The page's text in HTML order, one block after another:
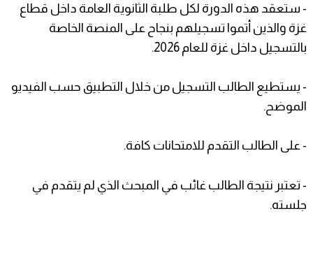
- ​ستعقد هذه الدورة لكل طلبة الثانوية العامة داخل قطاع
غزة والذين أتموا تسجيلهم بنجاح على المنصة الخاصة
بالتسجيل داخل غزة للعام 2026.
- يستطيع الطالب التسجيل من خلال التطبيق حسب الفيديو
الموضح.
- ​على الطالب التقدم للامتحانات كافة.
- ​تعتبر نتيجة الطالب غائب في المبحث الذي لم يتقدم في
جلسته.